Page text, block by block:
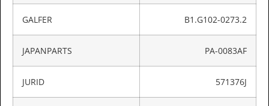
GALFER B1.G102-0273.2
JAPANPARTS PA-0083AF
JURID 571376J